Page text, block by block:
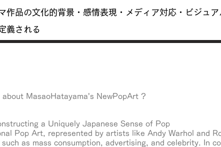
作品の文化的背景・感情表現・メディア対応・ビジュ
義される​
about MasaoHatayama's NewPopArt ?
a Uniquely Japanese Sense of Pop
Pop Art, represented by artists like Andy Warhol and
such as mass consumption, advertising, and celebrity. In